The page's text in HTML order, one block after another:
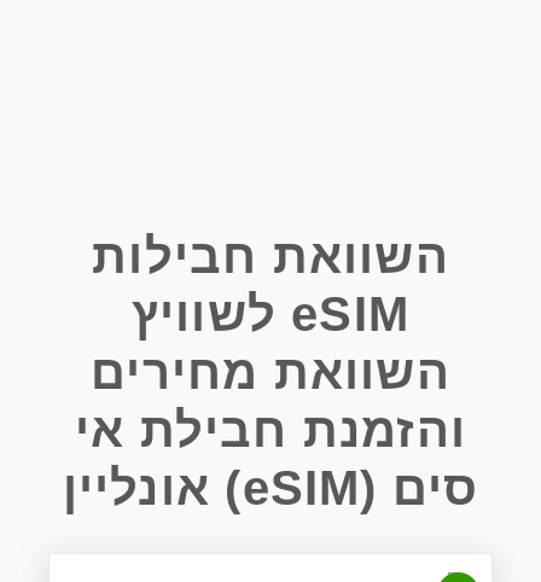
השוואת חבילות
eSIM לשוויץ
השוואת מחירים
והזמנת חבילת אי
סים (eSIM) אונליין